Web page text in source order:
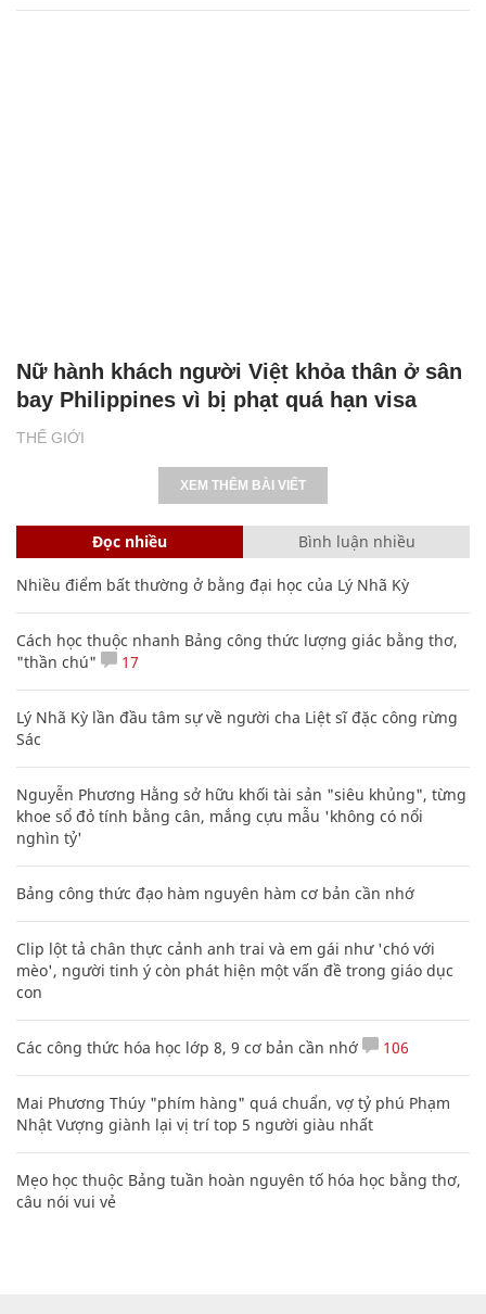
THẾ GIỚI
Nữ hành khách người Việt khỏa thân ở sân
bay Philippines vì bị phạt quá hạn visa
XEM THÊM BÀI VIẾT
Đọc nhiều Bình luận nhiều
Nhiều điểm bất thường ở bằng đại học của Lý Nhã Kỳ
Cách học thuộc nhanh Bảng công thức lượng giác bằng thơ,
"thần chú"
17
Lý Nhã Kỳ lần đầu tâm sự về người cha Liệt sĩ đặc công rừng
Sác
Nguyễn Phương Hằng sở hữu khối tài sản "siêu khủng", từng
khoe sổ đỏ tính bằng cân, mắng cựu mẫu 'không có nổi
nghìn tỷ'
Bảng công thức đạo hàm nguyên hàm cơ bản cần nhớ
Clip lột tả chân thực cảnh anh trai và em gái như 'chó với
mèo', người tinh ý còn phát hiện một vấn đề trong giáo dục
con
Các công thức hóa học lớp 8, 9 cơ bản cần nhớ 106
Mai Phương Thúy "phím hàng" quá chuẩn, vợ tỷ phú Phạm
Nhật Vượng giành lại vị trí top 5 người giàu nhất
Mẹo học thuộc Bảng tuần hoàn nguyên tố hóa học bằng thơ,
câu nói vui vẻ